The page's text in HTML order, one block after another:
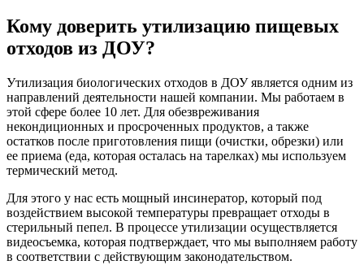
Кому доверить утилизацию пищевых
отходов из ДОУ?
Утилизация биологических отходов в ДОУ является одним из
направлений деятельности нашей компании. Мы работаем в
этой сфере более 10 лет. Для обезвреживания
некондиционных и просроченных продуктов, а также
остатков после приготовления пищи (очистки, обрезки) или
ее приема (еда, которая осталась на тарелках) мы используем
термический метод.
Для этого у нас есть мощный инсинератор, который под
воздействием высокой температуры превращает отходы в
стерильный пепел. В процессе утилизации осуществляется
видеосъемка, которая подтверждает, что мы выполняем работу
в соответствии с действующим законодательством.